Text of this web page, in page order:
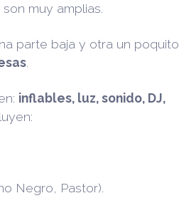
muy amplias.
parte baja y otra un poquito
inflables, luz, sonido, DJ,
Negro, Pastor).